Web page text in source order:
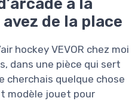
à la
de la place
hockey VEVOR chez moi
dans une pièce qui sert
cherchais quelque chose
modèle jouet pour